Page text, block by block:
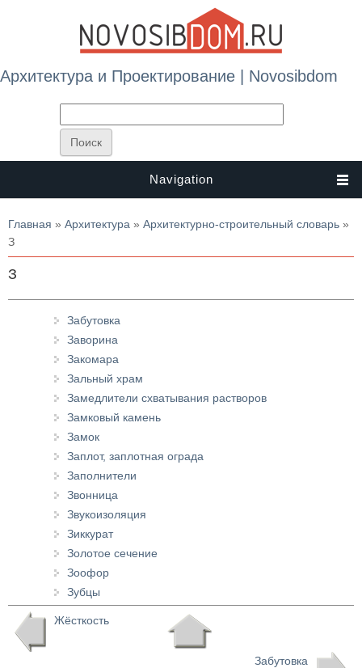
Архитектура и Проектирование | Novosibdom
Navigation
Вы здесь
Главная » Архитектура » Архитектурно-строительный словарь »
З
З
Забутовка
Заворина
Закомара
Зальный храм
Замедлители схватывания растворов
Замковый камень
Замок
Заплот, заплотная ограда
Заполнители
Звонница
Звукоизоляция
Зиккурат
Золотое сечение
Зоофор
Зубцы
Жёсткость
Забутовка